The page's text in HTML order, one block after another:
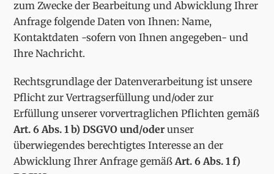
zum Zwecke der Bearbeitung und Abwicklung Ihrer
Anfrage folgende Daten von Ihnen: Name,
Kontaktdaten -sofern von Ihnen angegeben- und
Ihre Nachricht.
Rechtsgrundlage der Datenverarbeitung ist unsere
Pflicht zur Vertragserfüllung und/oder zur
Erfüllung unserer vorvertraglichen Pflichten gemäß
Art. 6 Abs. 1 b) DSGVO und/oderunser
überwiegendes berechtigtes Interesse an der
Abwicklung Ihrer Anfrage gemäßArt. 6 Abs. 1 f)